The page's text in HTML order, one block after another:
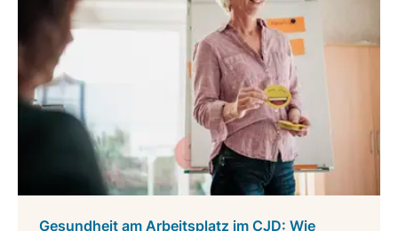
Gesundheit am Arbeitsplatz im CJD: Wie